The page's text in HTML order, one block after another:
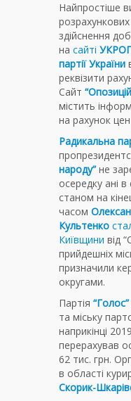
Найпростіше
розрахункових
здійснення
на сайті
партії України
реквізити
Сайт
містить
на рахунок
Радикальна
народу”не
осередку ані в
станом на
часом
Культенко
Київщини від
прийдешніх
призначили
округами.
Партія “Голос”
та міську
наприкінці
перерахував
62 тис. грн.
в області
Скорик-